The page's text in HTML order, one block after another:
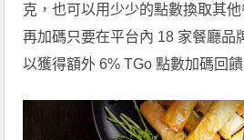
克，也可以用少少的點數換取其
再加碼只要在平台內 18 家餐廳品
以獲得額外 6% TGo 點數加碼回饋